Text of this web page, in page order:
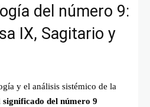
del número 9:
IX, Sagitario y
y el análisis sistémico de la
significado del número 9